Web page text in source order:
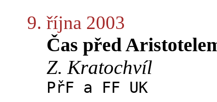
9. října 2003
Čas před
Z. Kratochvíl
PřF a FF UK